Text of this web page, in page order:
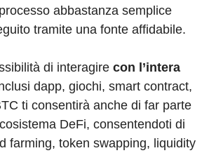
abbastanza semplice
tramite una fonte affidabile.
di interagire con l’intera
dapp, giochi, smart contract,
ti consentirà anche di far parte
DeFi, consentendoti di
farming, token swapping, liquidity